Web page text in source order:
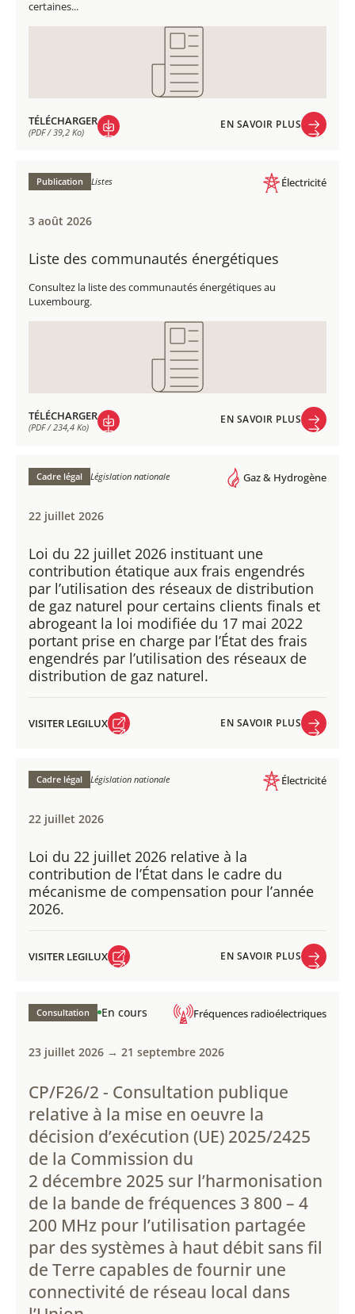
certaines...
TÉLÉCHARGER
(PDF / 39,2 Ko)
(PDF / 39,2 Ko)
EN SAVOIR PLUS
Publication Listes Électricité
3 août 2026
Liste des communautés énergétiques​
Consultez la liste des communautés énergétiques​ au
Luxembourg.
TÉLÉCHARGER
(PDF / 234,4 Ko)
(PDF / 234,4 Ko)
EN SAVOIR PLUS
Cadre légal Législation nationale Gaz & Hydrogène
22 juillet 2026
Loi du 22 juillet 2026 instituant une
contribution étatique aux frais engendrés
par l’utilisation des réseaux de distribution
de gaz naturel pour certains clients finals et
abrogeant la loi modifiée du 17 mai 2022
portant prise en charge par l’État des frais
engendrés par l’utilisation des réseaux de
distribution de gaz naturel.
VISITER LEGILUX
EN SAVOIR PLUS
Cadre légal Législation nationale Électricité
22 juillet 2026
Loi du 22 juillet 2026 relative à la
contribution de l’État dans le cadre du
mécanisme de compensation pour l’année
2026.
VISITER LEGILUX
EN SAVOIR PLUS
Consultation En cours Fréquences radioélectriques
23 juillet 2026 → 21 septembre 2026
CP/F26/2 - Consultation publique
relative à la mise en oeuvre la
décision d’exécution (UE) 2025/2425
de la Commission du
2 décembre 2025 sur l’harmonisation
de la bande de fréquences 3 800 – 4
200 MHz pour l’utilisation partagée
par des systèmes à haut débit sans fil
de Terre capables de fournir une
connectivité de réseau local dans